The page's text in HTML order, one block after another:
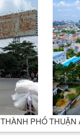
THÀNH PHỐ THUẬN